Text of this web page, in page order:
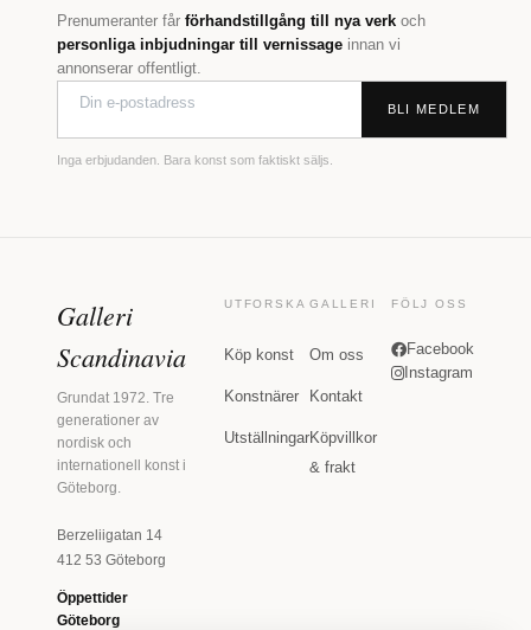
Prenumeranter får förhandstillgång till nya verk och
personliga inbjudningar till vernissage innan vi
annonserar offentligt.
BLI MEDLEM
Inga erbjudanden. Bara konst som faktiskt säljs.
Galleri
Scandinavia
Grundat 1972. Tre
generationer av
nordisk och
internationell konst i
Göteborg.
Berzeliigatan 14
412 53 Göteborg
Öppettider
Göteborg
UTFORSKA
Köp konst
Konstnärer
Utställningar
GALLERI
Om oss
Kontakt
Köpvillkor
& frakt
FÖLJ OSS
Facebook
Instagram